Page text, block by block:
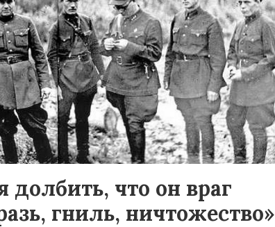
долбить, что он враг
гниль, ничтожество»